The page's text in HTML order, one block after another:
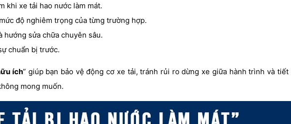
khi xe tải hao nước làm mát.
độ nghiêm trọng của từng trường hợp.
hướng sửa chữa chuyên sâu.
chuẩn bị trước.
ích” giúp bạn bảo vệ động cơ xe tải, tránh rủi ro dừng xe giữa hành trình và tiết
mong muốn.